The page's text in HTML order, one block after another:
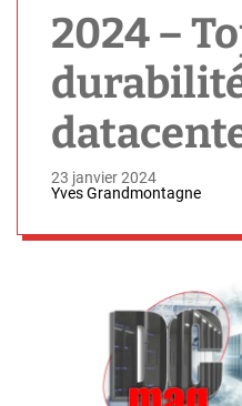
2024 –
23 janvier 2024
Yves Grandmontagne